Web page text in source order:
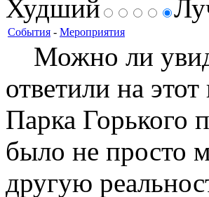
Худший
События - Мероприятия
Можно ли
ответили на
Парка Горького
было не просто
другую